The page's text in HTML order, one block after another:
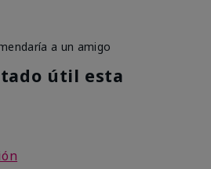
a un amigo
útil esta